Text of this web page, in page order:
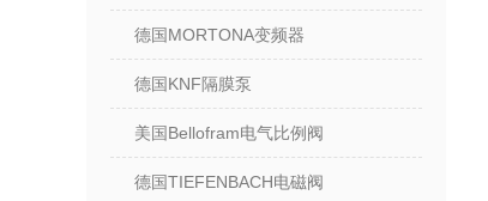
德国MORTONA变频器
德国KNF隔膜泵
美国Bellofram电气比例阀
德国TIEFENBACH电磁阀